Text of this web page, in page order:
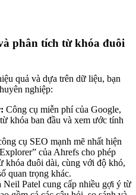
phân tích từ khóa đuôi
quả và dựa trên dữ liệu, bạn
nghiệp:
Công cụ miễn phí của Google,
khóa ban đầu và xem ước tính
cụ SEO mạnh mẽ nhất hiện
của Ahrefs cho phép
khóa đuôi dài, cùng với độ khó,
quan trọng khác.
Neil Patel cung cấp nhiều gợi ý từ